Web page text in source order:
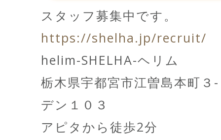
スタッフ募集中です。
https://shelha.jp/recruit/
helim-SHELHA-ヘリム
栃木県宇都宮市江曽島本町
デン１０３
アピタから徒歩2分